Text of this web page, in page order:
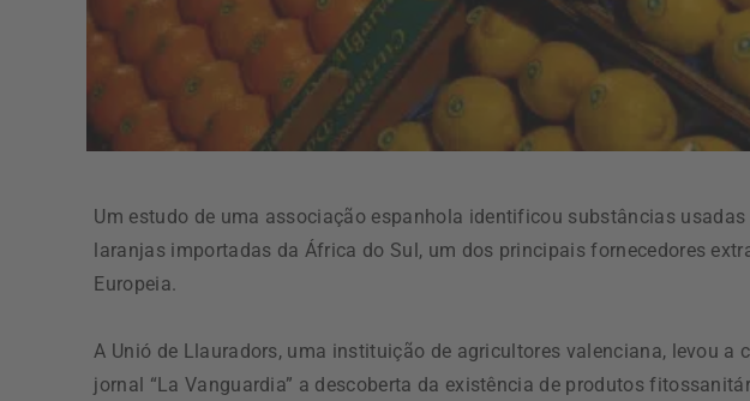
Um estudo de uma associação espanhola identificou substâncias
laranjas importadas da África do Sul, um dos principais fornecedores
Europeia.
A Unió de Llauradors, uma instituição de agricultores valenciana, levou a
jornal “La Vanguardia” a descoberta da existência de produtos